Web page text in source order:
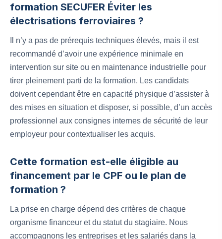
formation SECUFER Éviter les
électrisations ferroviaires ?
Il n’y a pas de prérequis techniques élevés, mais il est
recommandé d’avoir une expérience minimale en
intervention sur site ou en maintenance industrielle pour
tirer pleinement parti de la formation. Les candidats
doivent cependant être en capacité physique d’assister à
des mises en situation et disposer, si possible, d’un accès
professionnel aux consignes internes de sécurité de leur
employeur pour contextualiser les acquis.
Cette formation est-elle éligible au
financement par le CPF ou le plan de
formation ?
La prise en charge dépend des critères de chaque
organisme financeur et du statut du stagiaire. Nous
accompagnons les entreprises et les salariés dans la